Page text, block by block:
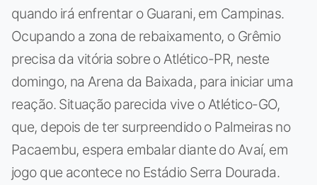
quando irá enfrentar o Guarani, em Campinas.
Ocupando a zona de rebaixamento, o Grêmio
precisa da vitória sobre o Atlético-PR, neste
domingo, na Arena da Baixada, para iniciar uma
reação. Situação parecida vive o Atlético-GO,
que, depois de ter surpreendido o Palmeiras no
Pacaembu, espera embalar diante do Avaí, em
jogo que acontece no Estádio Serra Dourada.